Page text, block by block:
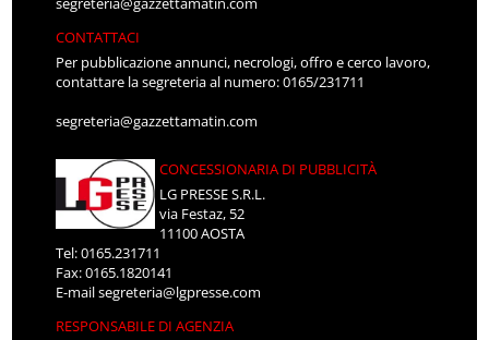
CONTATTACI
Per pubblicazione annunci, necrologi, offro e cerco lavoro,
contattare la segreteria al numero: 0165/231711
segreteria@gazzettamatin.com
CONCESSIONARIA DI PUBBLICITÀ
LG PRESSE S.R.L.
via Festaz, 52
11100 AOSTA
Tel: 0165.231711
Fax: 0165.1820141
E-mailsegreteria@lgpresse.com
RESPONSABILE DI AGENZIA